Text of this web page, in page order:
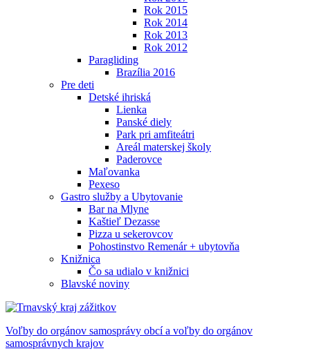
Rok 2015
Rok 2014
Rok 2013
Rok 2012
Paragliding
Brazília 2016
Pre deti
Detské ihriská
Lienka
Panské diely
Park pri amfiteátri
Areál materskej školy
Paderovce
Maľovanka
Pexeso
Gastro služby a Ubytovanie
Bar na Mlyne
Kaštieľ Dezasse
Pizza u sekerovcov
Pohostinstvo Remenár + ubytovňa
Knižnica
Čo sa udialo v knižnici
Blavské noviny
Voľby do orgánov samosprávy obcí a voľby do orgánov
samosprávnych krajov